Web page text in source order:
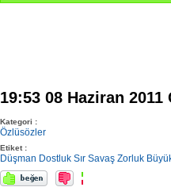
19:53 08 Haziran 2011
Kategori :
Özlüsözler
Etiket :
Düşman Dostluk Sır Savaş Zorluk